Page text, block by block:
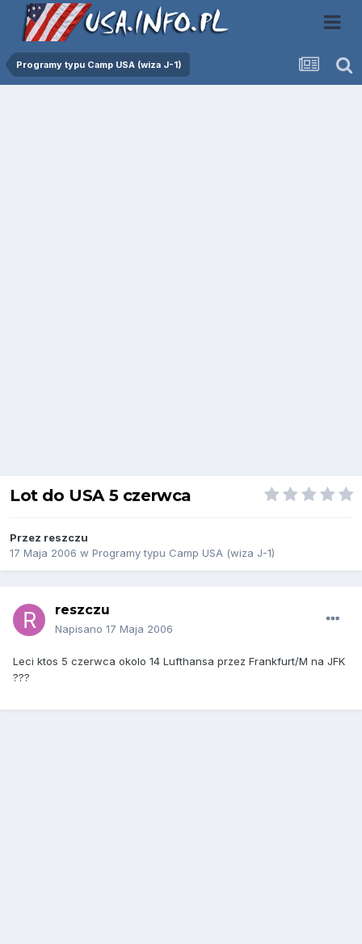
Programy typu Camp USA (wiza J-1)
Lot do USA 5 czerwca
Przez reszczu
17 Maja 2006 w Programy typu Camp USA (wiza J-1)
reszczu
Napisano 17 Maja 2006
Leci ktos 5 czerwca okolo 14 Lufthansa przez Frankfurt/M na JFK
???